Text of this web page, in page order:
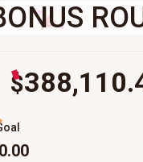
$